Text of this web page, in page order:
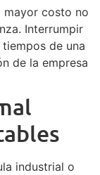
mayor costo no
Interrumpir
de una
de la empresa
industrial o